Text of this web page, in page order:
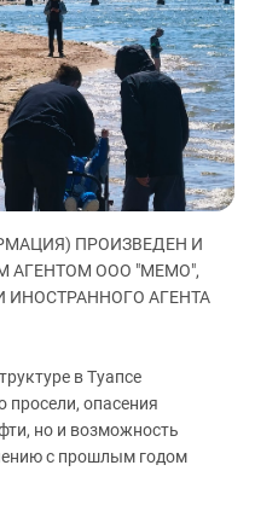
ЗА ПАЛЕСТИНУ
В ЧЕЧНЕ
АКТИВИСТОВ
И ПРОТЕСТЫ
ПРОИЗВЕДЕН И
АГЕНТОМ ООО "МЕМО",
ИНОСТРАННОГО АГЕНТА
в Туапсе
просели, опасения
но и возможность
с прошлым годом